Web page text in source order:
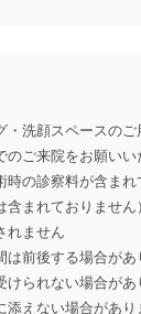
・洗顔スペースのご
のご来院をお願いい
時の診察料が含まれ
含まれておりません
れません
は前後する場合があ
けられない場合があ
添えない場合があり